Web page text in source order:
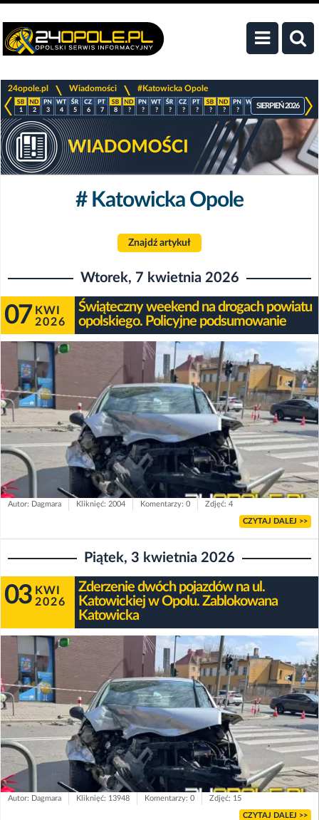
24opole.pl Wiadomości #Katowicka Opole
1 2 3 4 5 6 7 8 ? ? ? ? ? ? ? ? ? ? ? ? ?
SIERPIEŃ 2026
# Katowicka Opole
Znajdź artykuł
Wtorek, 7 kwietnia 2026
07 KWI
2026
Świąteczny weekend na drogach powiatu
opolskiego. Policyjne podsumowanie
Autor: Dagmara Kliknięć: 2004 Komentarzy: 0 Zdjęć: 4
CZYTAJ DALEJ >>
Piątek, 3 kwietnia 2026
03 KWI
2026
Zderzenie dwóch pojazdów na ul.
Katowickiej w Opolu. Zablokowana
Katowicka
Autor: Dagmara Kliknięć: 13948 Komentarzy: 0 Zdjęć: 15
CZYTAJ DALEJ >>